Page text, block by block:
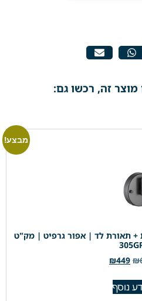
זה, רכשו גם:
מבצע!
+ תאורת לד | אפור גרפיט | מק"ט
₪
₪449
נוסף